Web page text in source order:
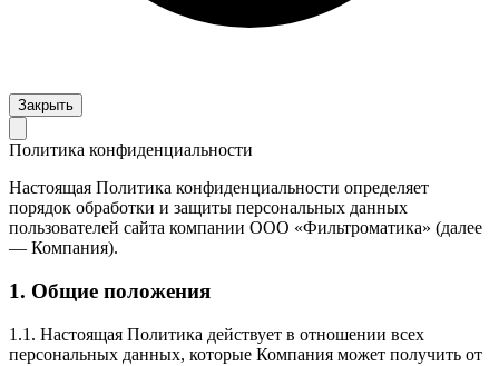
Закрыть
Политика конфиденциальности
Настоящая Политика конфиденциальности определяет
порядок обработки и защиты персональных данных
пользователей сайта компании ООО «Фильтроматика» (далее
— Компания).
1. Общие положения
1.1. Настоящая Политика действует в отношении всех
персональных данных, которые Компания может получить от